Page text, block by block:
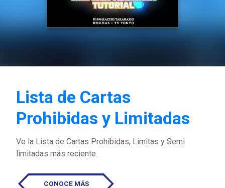
Lista de Cartas
Prohibidas y Limitadas
Ve la Lista de Cartas Prohibidas, Limitas y Semi
limitadas más reciente.
CONOCE MÁS